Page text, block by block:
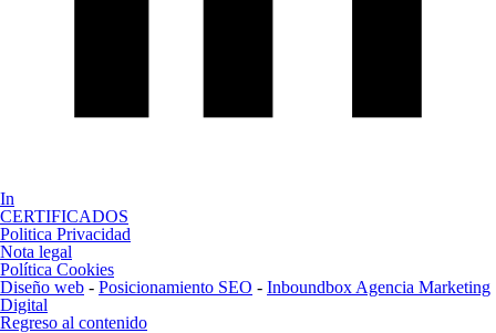
In
CERTIFICADOS
Politica Privacidad
Nota legal
Política Cookies
Diseño web - Posicionamiento SEO - Inboundbox Agencia Marketing
Digital
Regreso al contenido